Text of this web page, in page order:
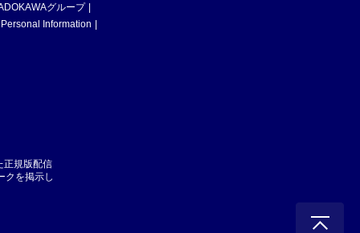
グループ
Information
正規版配信
クを掲示し